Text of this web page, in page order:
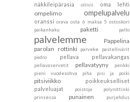
näkkileipärasia
oliivii oma lehti
ompelimo ompelupalvelu
oranssi orava osta 6 maksa 5 ostoskori
paikanhaku
paketti pallo
palvelemme
Pappelina
parolan rottinki
parveke
pastellivärit
pedro
pellava pellavakangas
pellavaservetit pellavatyyny
penkki
pieni vuodesohva
piha pisi ja poiki
pitsiviikko
poikkeukselliset
palveluajat
poistoja
polyrottinki
prinsessa
punainen
purjehdus